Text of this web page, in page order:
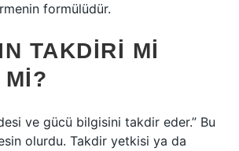
formülüdür.
TAKDIRI MI
MI?
ve gücü bilgisini takdir eder.” Bu
olurdu. Takdir yetkisi ya da